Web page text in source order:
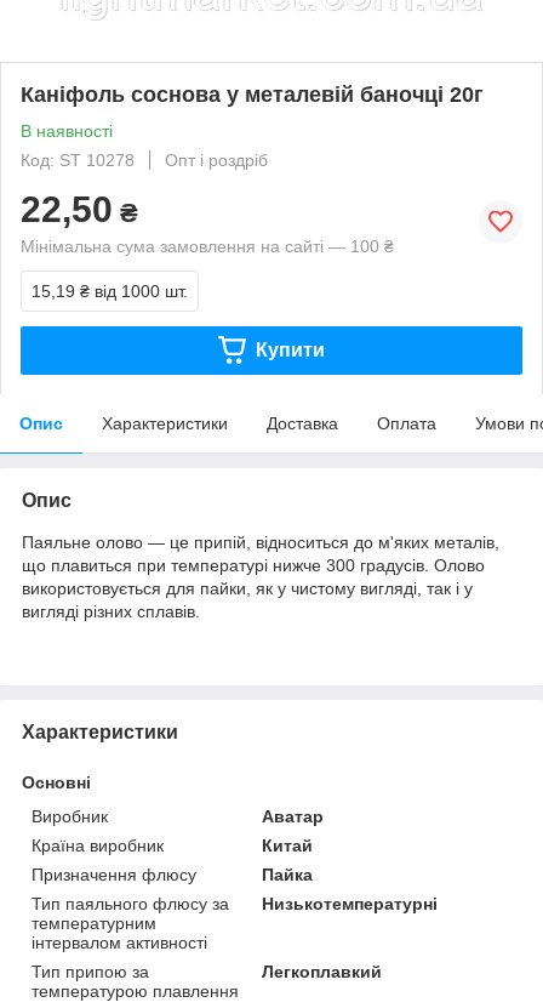
Каніфоль соснова у металевій баночці 20г
В наявності
Код: ST 10278
Опт і роздріб
22,50 ₴
Мінімальна сума замовлення на сайті — 100 ₴
15,19 ₴ від 1000 шт.
Купити
Опис Характеристики Доставка Оплата Умови
Опис
Паяльне олово — це припій, відноситься до м'яких металів,
що плавиться при температурі нижче 300 градусів. Олово
використовується для пайки, як у чистому вигляді, так і у
вигляді різних сплавів.
Характеристики
Основні
Виробник
Аватар
Країна виробник
Китай
Призначення флюсу
Пайка
Тип паяльного флюсу за
температурним
інтервалом активності
Низькотемпературні
Тип припою за
температурою плавлення
Легкоплавкий